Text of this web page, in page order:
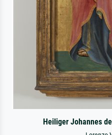
Heiliger Johannes